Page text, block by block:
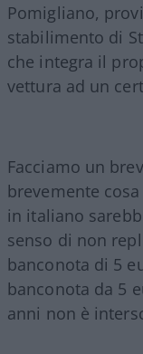
Pomigliano,
stabilimento di
che integra il
vettura ad un
Facciamo un
brevemente
in italiano
senso di non
banconota di 5
banconota da 5
anni non è